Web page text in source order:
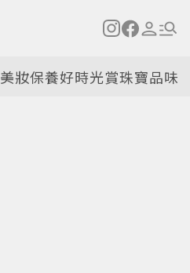
美妝保養好時光賞珠寶品味